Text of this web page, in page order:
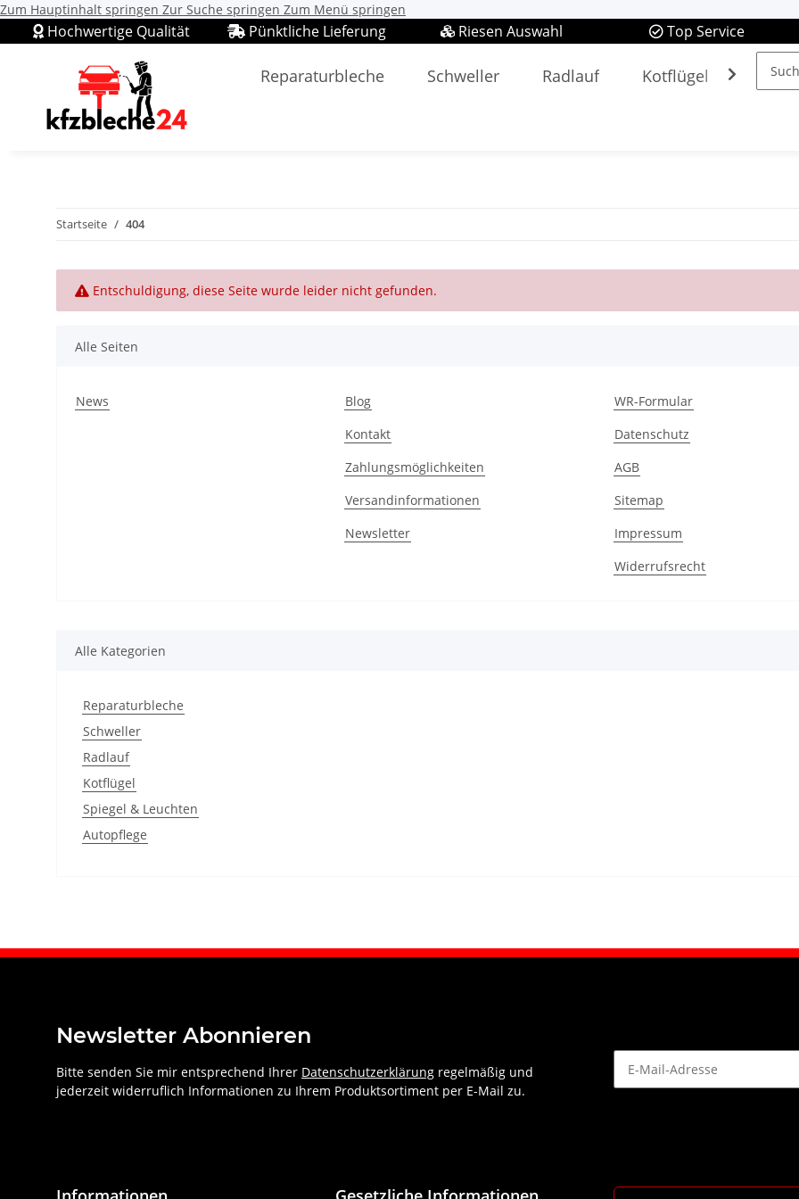
Zum Hauptinhalt springen Zur Suche springen Zum Menü springen
Top Service
Riesen Auswahl
Pünktliche Lieferung
Hochwertige Qualität
Reparaturbleche Schweller Radlauf Kotflügel
Startseite 404
x Entschuldigung, diese Seite wurde leider nicht gefunden.
Alle Seiten
News
Blog
Kontakt
Zahlungsmöglichkeiten
Versandinformationen
Newsletter
WR-Formular
Datenschutz
AGB
Sitemap
Impressum
Widerrufsrecht
Alle Kategorien
Reparaturbleche
Schweller
Radlauf
Kotflügel
Spiegel & Leuchten
Autopflege
Newsletter Abonnieren
Bitte senden Sie mir entsprechend Ihrer Datenschutzerklärung regelmäßig und
jederzeit widerruflich Informationen zu Ihrem Produktsortiment per E-Mail zu.